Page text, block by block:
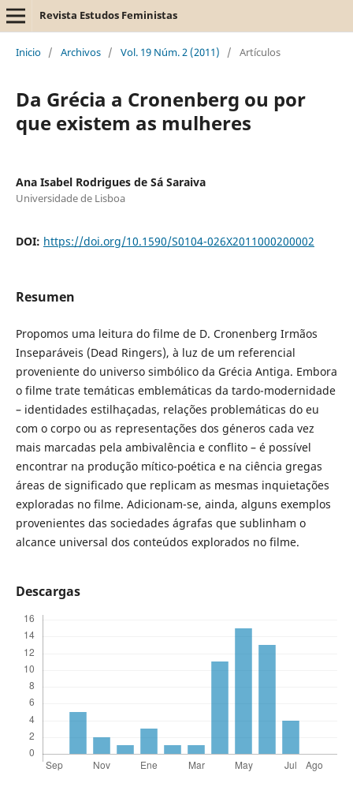
Revista Estudos Feministas
Inicio / Archivos / Vol. 19 Núm. 2 (2011) / Artículos
Da Grécia a Cronenberg ou por
que existem as mulheres
Ana Isabel Rodrigues de Sá Saraiva
Universidade de Lisboa
DOI: https://doi.org/10.1590/S0104-026X2011000200002
Resumen
Propomos uma leitura do filme de D. Cronenberg Irmãos
Inseparáveis (Dead Ringers), à luz de um referencial
proveniente do universo simbólico da Grécia Antiga. Embora
o filme trate temáticas emblemáticas da tardo-modernidade
– identidades estilhaçadas, relações problemáticas do eu
com o corpo ou as representações dos géneros cada vez
mais marcadas pela ambivalência e conflito – é possível
encontrar na produção mítico-poética e na ciência gregas
áreas de significado que replicam as mesmas inquietações
exploradas no filme. Adicionam-se, ainda, alguns exemplos
provenientes das sociedades ágrafas que sublinham o
alcance universal dos conteúdos explorados no filme.
Descargas